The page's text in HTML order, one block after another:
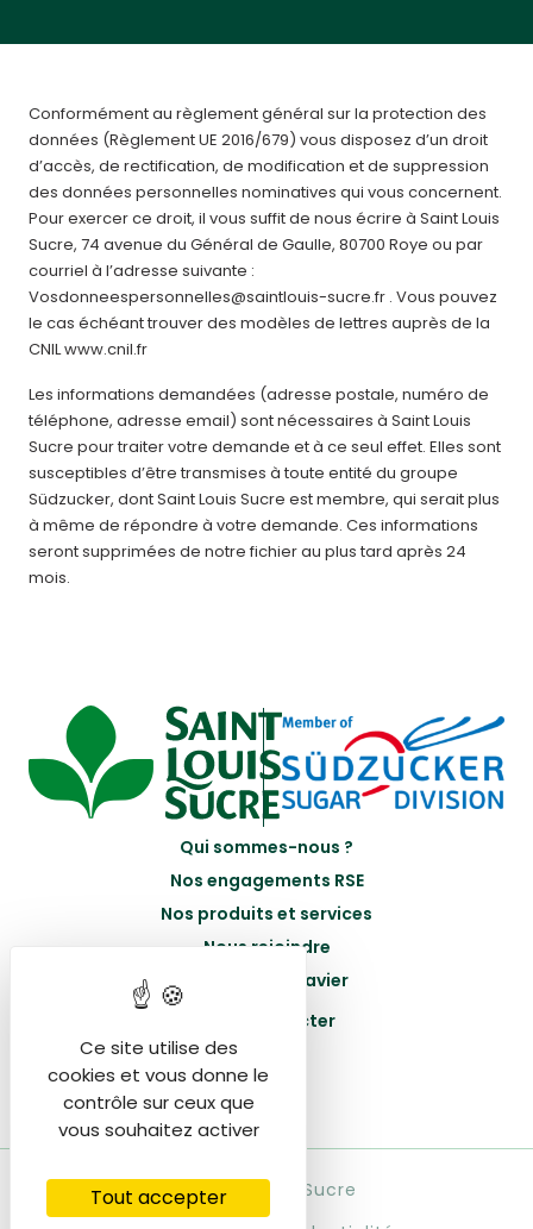
Conformément au règlement général sur la protection des
données (Règlement UE 2016/679) vous disposez d’un droit
d’accès, de rectification, de modification et de suppression
des données personnelles nominatives qui vous concernent.
Pour exercer ce droit, il vous suffit de nous écrire à Saint Louis
Sucre, 74 avenue du Général de Gaulle, 80700 Roye ou par
courriel à l’adresse suivante :
Vosdonneespersonnelles@saintlouis-sucre.fr . Vous pouvez
le cas échéant trouver des modèles de lettres auprès de la
CNIL www.cnil.fr
Les informations demandées (adresse postale, numéro de
téléphone, adresse email) sont nécessaires à Saint Louis
Sucre pour traiter votre demande et à ce seul effet. Elles sont
susceptibles d’être transmises à toute entité du groupe
Südzucker, dont Saint Louis Sucre est membre, qui serait plus
à même de répondre à votre demande. Ces informations
seront supprimées de notre fichier au plus tard après 24
mois.
Qui sommes-nous ?
Nos engagements RSE
Nos produits et services
Nous rejoindre
Portail Betteravier
Nous contacter
© Saint Louis Sucre
Ce site utilise des
cookies et vous donne le
contrôle sur ceux que
vous souhaitez activer
Tout accepter